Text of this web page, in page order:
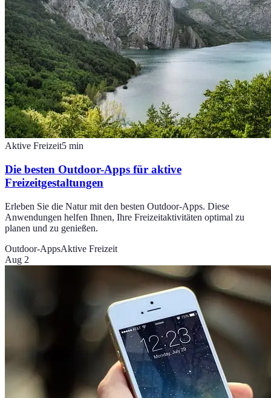
Aktive Freizeit5 min
Die besten Outdoor-Apps für aktive
Freizeitgestaltungen
Erleben Sie die Natur mit den besten Outdoor-Apps. Diese
Anwendungen helfen Ihnen, Ihre Freizeitaktivitäten optimal zu
planen und zu genießen.
Outdoor-AppsAktive Freizeit
Aug 2